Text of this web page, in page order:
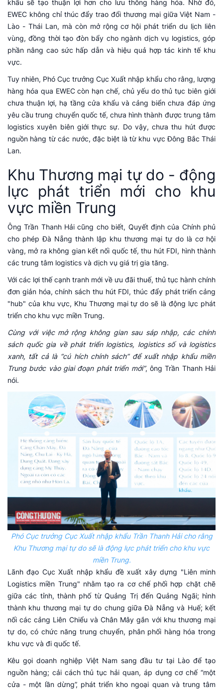
khẩu sẽ tạo thuận lợi hơn cho lưu thông hàng hóa. Nhờ đó,
EWEC không chỉ thúc đẩy trao đổi thương mại giữa Việt Nam -
Lào - Thái Lan, mà còn mở rộng cơ hội phát triển du lịch liên
vùng, đồng thời tạo đòn bẩy cho ngành dịch vụ logistics, góp
phần nâng cao sức hấp dẫn và hiệu quả hợp tác kinh tế khu
vực.
Tuy nhiên, Phó Cục trưởng Cục Xuất nhập khẩu cho rằng, lượng
hàng hóa qua EWEC còn hạn chế, chủ yếu do thủ tục biên giới
chưa thuận lợi, hạ tầng cửa khẩu và cảng biển chưa đáp ứng
yêu cầu trung chuyển quốc tế, chưa hình thành được trung tâm
logistics xuyên biên giới thực sự. Do vậy, chưa thu hút được
nguồn hàng từ các nước, đặc biệt là từ khu vực Đông Bắc Thái
Lan.
Khu Thương mại tự do - động
lực phát triển mới cho khu
vực miền Trung
Ông Trần Thanh Hải cũng cho biết, Quyết định của Chính phủ
cho phép Đà Nẵng thành lập khu thương mại tự do là cơ hội
vàng, mở ra không gian kết nối quốc tế, thu hút FDI, hình thành
các trung tâm logistics và dịch vụ giá trị gia tăng.
Với các lợi thế cạnh tranh mới về ưu đãi thuế, thủ tục hành chính
đơn giản hóa, chính sách thu hút FDI, thúc đẩy phát triển cảng
"hub" của khu vực, Khu Thương mại tự do sẽ là động lực phát
triển cho khu vực miền Trung.
Cùng với việc mở rộng không gian sau sáp nhập, các chính
sách quốc gia về phát triển logistics, logistics số và logistics
xanh, tất cả là “cú hích chính sách” để xuất nhập khẩu miền
Trung bước vào giai đoạn phát triển mới”, ông Trần Thanh Hải
nói.
Phó Cục trưởng Cục Xuất nhập khẩu Trần Thanh Hải cho rằng
Khu Thương mại tự do sẽ là động lực phát triển cho khu vực
miền Trung.
Lãnh đạo Cục Xuất nhập khẩu đề xuất xây dựng "Liên minh
Logistics miền Trung" nhằm tạo ra cơ chế phối hợp chặt chẽ
giữa các tỉnh, thành phố từ Quảng Trị đến Quảng Ngãi; hình
thành khu thương mại tự do chung giữa Đà Nẵng và Huế; kết
nối các cảng Liên Chiểu và Chân Mây gắn với khu thương mại
tự do, có chức năng trung chuyển, phân phối hàng hóa trong
khu vực và đi quốc tế.
Kêu gọi doanh nghiệp Việt Nam sang đầu tư tại Lào để tạo
nguồn hàng; cải cách thủ tục hải quan, áp dụng cơ chế “một
cửa - một lần dừng”, phát triển kho ngoại quan và trung tâm